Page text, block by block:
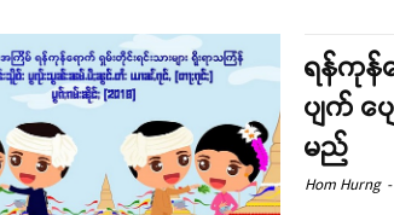
ရန်ကုန်ရ
ပျက် ပ
မည်
Hom Hurng -